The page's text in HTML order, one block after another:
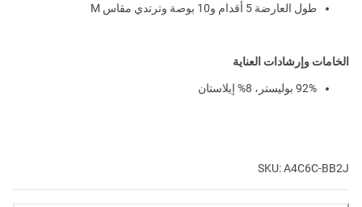
طول العارضة 5 أقدام و10 بوصة وترتدي مقاس M
الخامات وإرشادات العناية
92% بوليستر، 8% إيلاستان
SKU: A4C6C-BB2J